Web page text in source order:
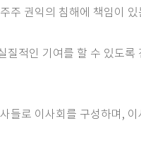
주 권익의 침해에 책임이
질적인 기여를 할 수 있도
들로 이사회를 구성하며,